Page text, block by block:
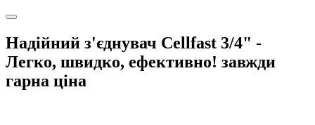
Надійний з'єднувач Cellfast 3/4" -
Легко, швидко, ефективно! завжди
гарна ціна